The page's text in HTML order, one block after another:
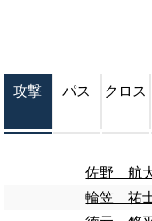
攻撃 パス クロス
佐野 航
輪笠 祐